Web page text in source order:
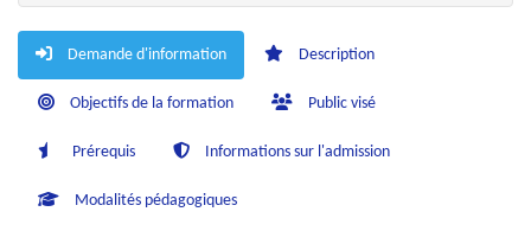
Demande d'information Description
Objectifs de la formation Public visé
Prérequis Informations sur l'admission
Modalités pédagogiques